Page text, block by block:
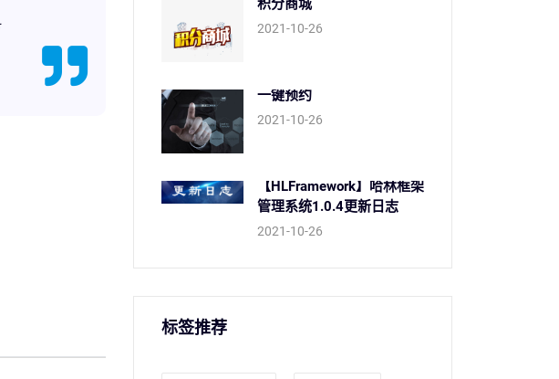
积分商城
2021-10-26
一键预约
2021-10-26
【HLFramework】哈林框架
管理系统1.0.4更新日志
2021-10-26
标签推荐